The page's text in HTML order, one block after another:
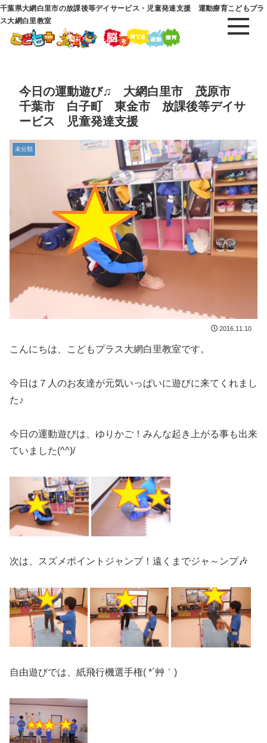
千葉県大網白里市の放課後等デイサービス・児童発達支援 運動療育こどもプラ
ス大網白里教室
今日の運動遊び♫ 大網白里市 茂原市
千葉市 白子町 東金市 放課後等デイサ
ービス 児童発達支援
未分類
2016.11.10
こんにちは、こどもプラス大網白里教室です。
今日は７人のお友達が元気いっぱいに遊びに来てくれまし
た♪
今日の運動遊びは、ゆりかご！みんな起き上がる事も出来
ていました(^^)/
次は、スズメポイントジャンプ！遠くまでジャ～ンプ🎶
自由遊びでは、紙飛行機選手権( *´艸｀)